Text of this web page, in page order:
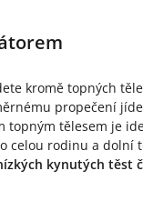
kromě topných
propečení
topným tělesem je
celou rodinu a dolní
kynutých těst